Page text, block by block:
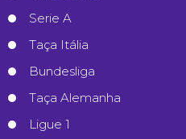
Serie A
Taça Itália
Bundesliga
Taça Alemanha
Ligue 1